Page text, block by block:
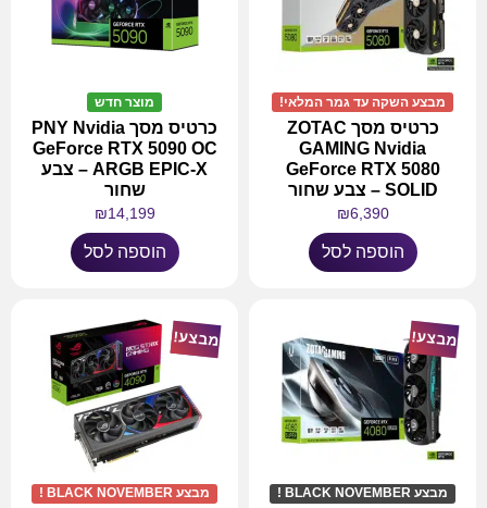
מבצע השקה עד גמר המלאי!
כרטיס מסך ZOTAC
GAMING Nvidia
GeForce RTX 5080
SOLID – צבע שחור
₪6,390
הוספה לסל
מוצר חדש
כרטיס מסך PNY Nvidia
GeForce RTX 5090 OC
ARGB EPIC-X – צבע
שחור
₪14,199
הוספה לסל
מבצע!
מבצע BLACK NOVEMBER !
מבצע!
מבצע BLACK NOVEMBER !